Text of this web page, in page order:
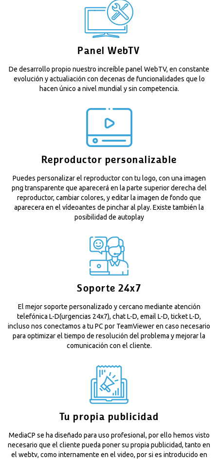
Panel WebTV
De desarrollo propio nuestro increíble panel WebTV, en constante
evolución y actualiación con decenas de funcionalidades que lo
hacen único a nivel mundial y sin competencia.
Reproductor personalizable
Puedes personalizar el reproductor con tu logo, con una imagen
png transparente que aparecerá en la parte superior derecha del
reproductor, cambiar colores, y editar la imagen de fondo que
aparecera en el vídeoantes de pinchar al play. Existe también la
posibilidad de autoplay
Soporte 24x7
El mejor soporte personalizado y cercano mediante atención
telefónica L-D(urgencias 24x7), chat L-D, email L-D, ticket L-D,
incluso nos conectamos a tu PC por TeamViewer en caso necesario
para optimizar el tiempo de resolución del problema y mejorar la
comunicación con el cliente.
Tu propia publicidad
MediaCP se ha diseñado para uso profesional, por ello hemos visto
necesario que el cliente pueda poner su propia publicidad, tanto en
el webtv, como internamente en el video, por si es introducido en